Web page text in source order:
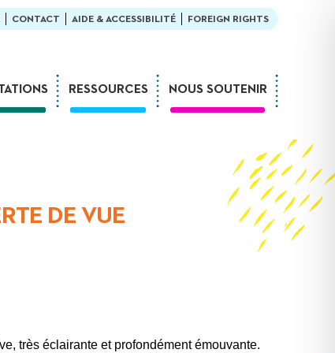
CONTACT AIDE & ACCESSIBILITÉ FOREIGN RIGHTS
RESSOURCES
LDQR en EHPAD
NOUS SOUTENIR
DE VUE
très éclairante et profondément émouvante.